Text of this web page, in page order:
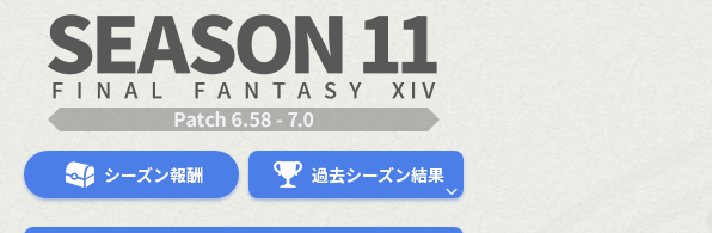
シーズン報酬 過去シーズン結果